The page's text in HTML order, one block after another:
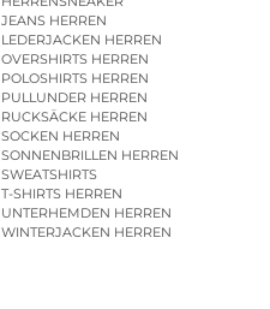
JEANS HERREN
LEDERJACKEN HERREN
OVERSHIRTS HERREN
POLOSHIRTS HERREN
PULLUNDER HERREN
RUCKSÄCKE HERREN
SOCKEN HERREN
SONNENBRILLEN HERREN
SWEATSHIRTS
T-SHIRTS HERREN
UNTERHEMDEN HERREN
WINTERJACKEN HERREN